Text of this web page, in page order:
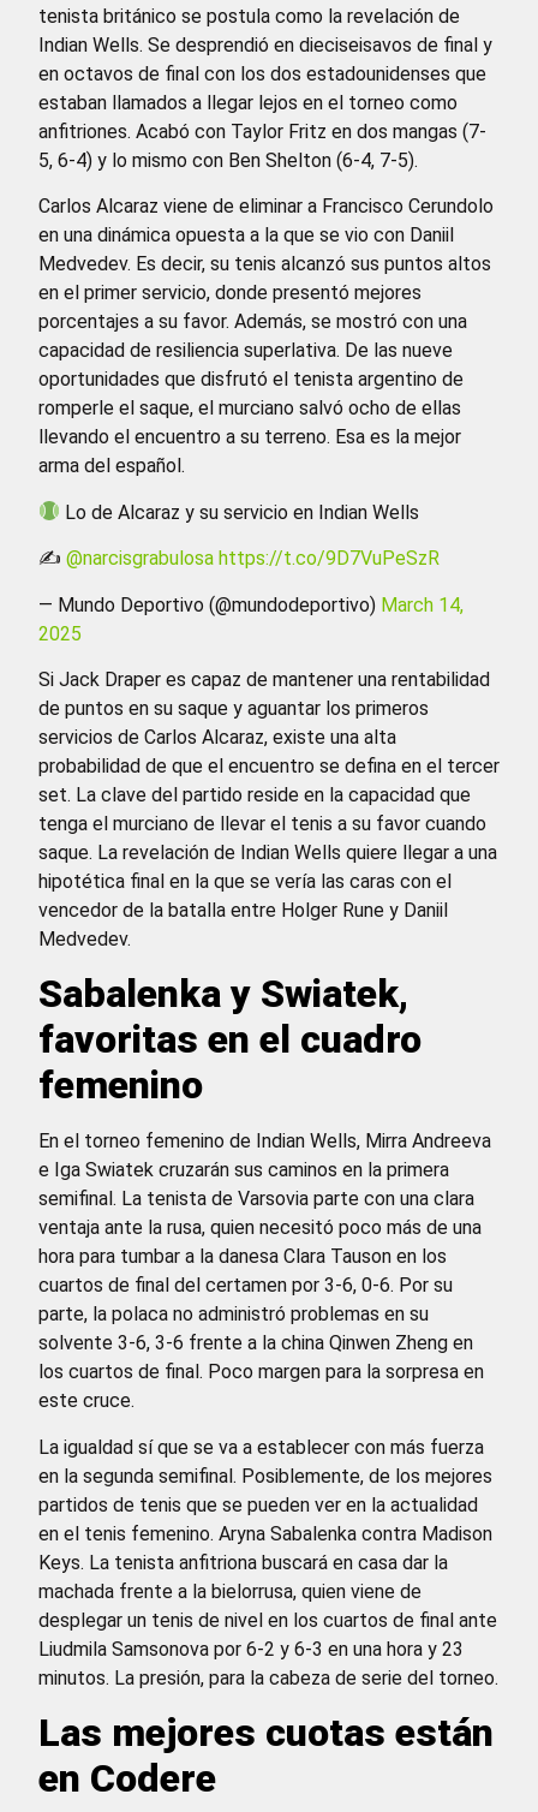
tenista británico se postula como la revelación de
Indian Wells. Se desprendió en dieciseisavos de final y
en octavos de final con los dos estadounidenses que
estaban llamados a llegar lejos en el torneo como
anfitriones. Acabó con Taylor Fritz en dos mangas (7-
5, 6-4) y lo mismo con Ben Shelton (6-4, 7-5).
Carlos Alcaraz viene de eliminar a Francisco Cerundolo
en una dinámica opuesta a la que se vio con Daniil
Medvedev. Es decir, su tenis alcanzó sus puntos altos
en el primer servicio, donde presentó mejores
porcentajes a su favor. Además, se mostró con una
capacidad de resiliencia superlativa. De las nueve
oportunidades que disfrutó el tenista argentino de
romperle el saque, el murciano salvó ocho de ellas
llevando el encuentro a su terreno. Esa es la mejor
arma del español.
Lo de Alcaraz y su servicio en Indian Wells
✍️ @narcisgrabulosa https://t.co/9D7VuPeSzR
— Mundo Deportivo (@mundodeportivo) March 14,
2025
Si Jack Draper es capaz de mantener una rentabilidad
de puntos en su saque y aguantar los primeros
servicios de Carlos Alcaraz, existe una alta
probabilidad de que el encuentro se defina en el tercer
set. La clave del partido reside en la capacidad que
tenga el murciano de llevar el tenis a su favor cuando
saque. La revelación de Indian Wells quiere llegar a una
hipotética final en la que se vería las caras con el
vencedor de la batalla entre Holger Rune y Daniil
Medvedev.
Sabalenka y Swiatek,
favoritas en el cuadro
femenino
En el torneo femenino de Indian Wells, Mirra Andreeva
e Iga Swiatek cruzarán sus caminos en la primera
semifinal. La tenista de Varsovia parte con una clara
ventaja ante la rusa, quien necesitó poco más de una
hora para tumbar a la danesa Clara Tauson en los
cuartos de final del certamen por 3-6, 0-6. Por su
parte, la polaca no administró problemas en su
solvente 3-6, 3-6 frente a la china Qinwen Zheng en
los cuartos de final. Poco margen para la sorpresa en
este cruce.
La igualdad sí que se va a establecer con más fuerza
en la segunda semifinal. Posiblemente, de los mejores
partidos de tenis que se pueden ver en la actualidad
en el tenis femenino. Aryna Sabalenka contra Madison
Keys. La tenista anfitriona buscará en casa dar la
machada frente a la bielorrusa, quien viene de
desplegar un tenis de nivel en los cuartos de final ante
Liudmila Samsonova por 6-2 y 6-3 en una hora y 23
minutos. La presión, para la cabeza de serie del torneo.
Las mejores cuotas están
en Codere